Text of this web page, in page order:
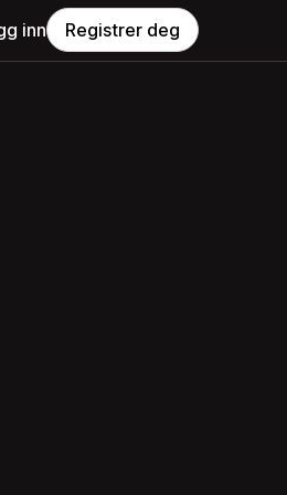
inn Registrer deg